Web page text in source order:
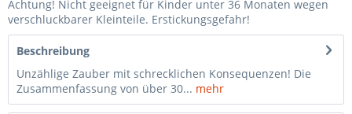
Achtung! Nicht geeignet für Kinder unter 36 Monaten wegen
verschluckbarer Kleinteile. Erstickungsgefahr!
Beschreibung
Unzählige Zauber mit schrecklichen Konsequenzen! Die
Zusammenfassung von über 30... mehr